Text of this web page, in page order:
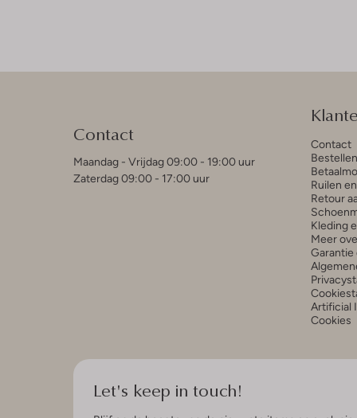
Contact
Maandag - Vrijdag 09:00 - 19:00 uur
Zaterdag 09:00 - 17:00 uur
Contact
Ruilen
Retour
Kleding
Meer
Garantie
Artificial
Cookies
Let's keep in touch!